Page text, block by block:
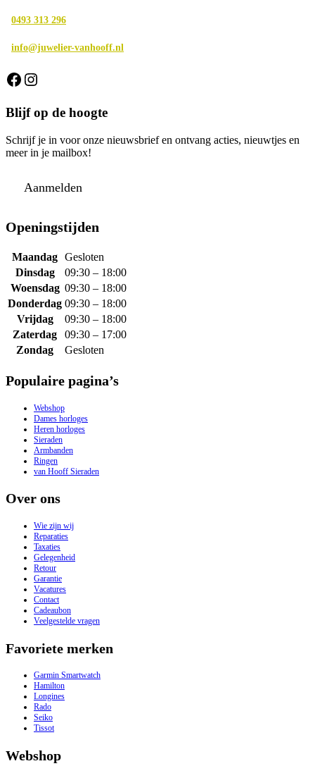
0493 313 296
info@juwelier-vanhooff.nl
Facebook
Instagram
Blijf op de hoogte
Schrijf je in voor onze nieuwsbrief en ontvang acties, nieuwtjes en
meer in je mailbox!
Aanmelden
Openingstijden
Maandag Gesloten
Dinsdag
09:30 – 18:00
Woensdag 09:30 – 18:00
Donderdag 09:30 – 18:00
Vrijdag
09:30 – 18:00
Zaterdag
09:30 – 17:00
Zondag
Gesloten
Populaire pagina’s
Webshop
Dames horloges
Heren horloges
Sieraden
Armbanden
Ringen
van Hooff Sieraden
Over ons
Wie zijn wij
Reparaties
Taxaties
Gelegenheid
Retour
Garantie
Vacatures
Contact
Cadeaubon
Veelgestelde vragen
Favoriete merken
Garmin Smartwatch
Hamilton
Longines
Rado
Seiko
Tissot
Webshop